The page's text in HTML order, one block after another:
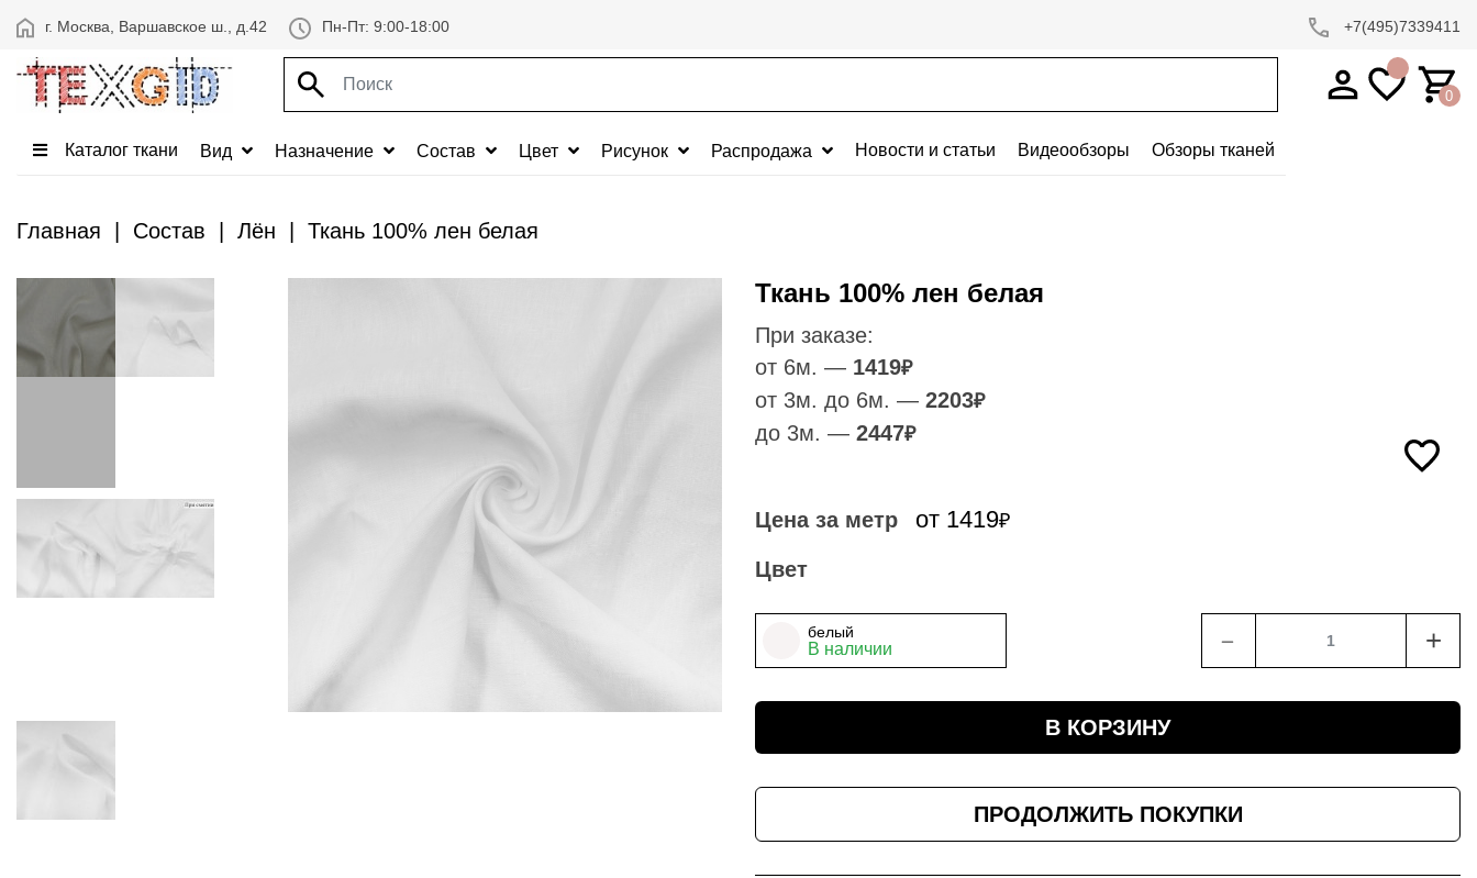
г. Москва, Варшавское ш., д.42 Пн-Пт: 9:00-18:00 +7(495)7339411
0
Каталог ткани Вид Назначение Состав Цвет Рисунок Распродажа Новости и статьи Видеообзоры Обзоры тканей
Главная Состав Лён Ткань 100% лен белая
Ткань 100% лен белая
При заказе:
от 6м. — 1419₽
от 3м. до 6м. — 2203₽
до 3м. — 2447₽
Цена за метр от 1419₽
Цвет
белый
В наличии ﹣ +
В КОРЗИНУ
ПРОДОЛЖИТЬ ПОКУПКИ